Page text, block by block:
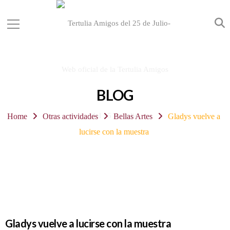
BLOG
Home Otras actividades Bellas Artes
Gladys vuelve a
lucirse con la muestra
Gladys vuelve a lucirse con la muestra